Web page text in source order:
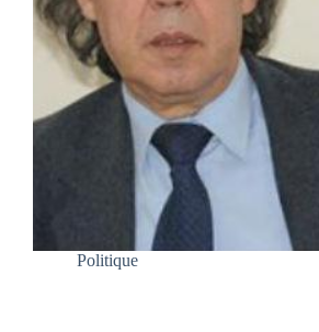
Politique